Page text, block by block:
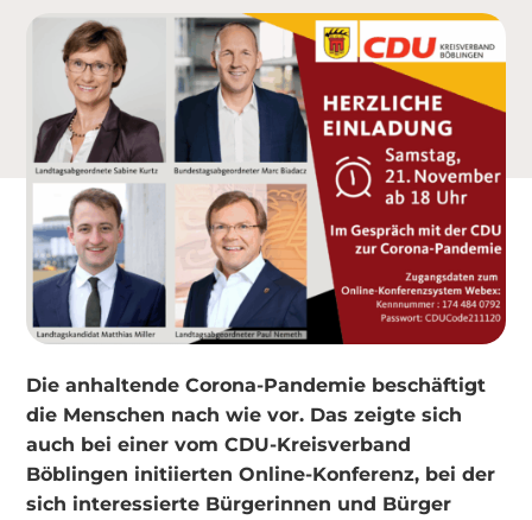
Die anhaltende Corona-Pandemie beschäftigt
die Menschen nach wie vor. Das zeigte sich
auch bei einer vom CDU-Kreisverband
Böblingen initiierten Online-Konferenz, bei der
sich interessierte Bürgerinnen und Bürger